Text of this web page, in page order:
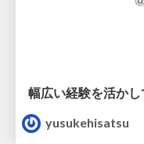
yusukehisatsu